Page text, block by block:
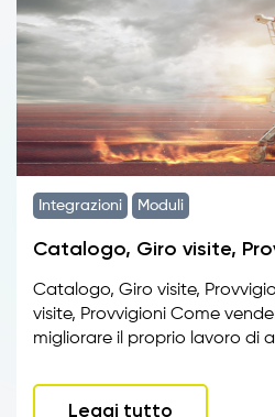
Integrazioni Moduli
Catalogo, Giro visite,
Catalogo, Giro visite,
visite, Provvigioni Come
migliorare il proprio lavoro di
Leggi tutto